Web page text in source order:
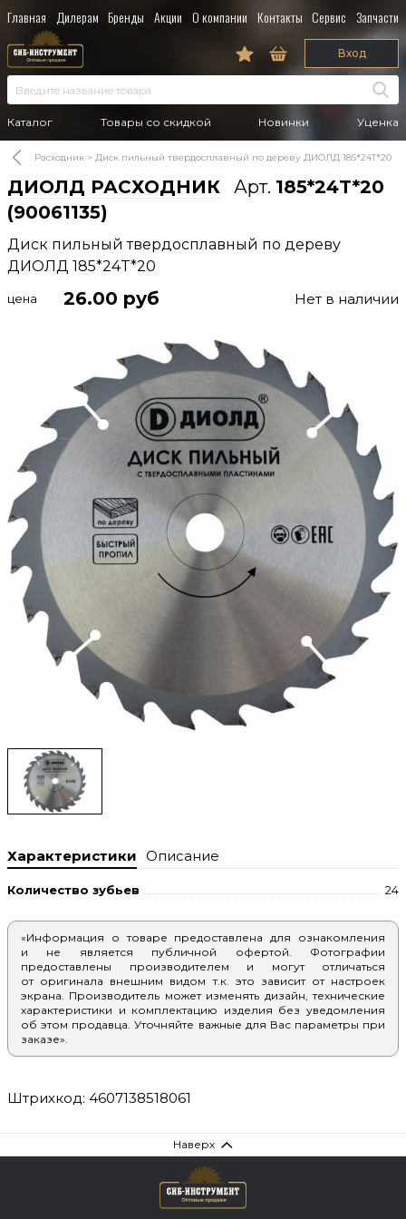
Главная Дилерам Бренды Акции О компании Контакты Сервис Запчасти
Каталог Товары со скидкой Новинки Уценка
Вход
Расходник Диск пильный твердосплавный по дереву ДИОЛД 185*24T*20
Штрихкод: 4607138518061
ДИОЛД РАСХОДНИК Арт. 185*24T*20
(90061135)
Диск пильный твердосплавный по дереву
ДИОЛД 185*24T*20
цена 26.00 руб Нет в наличии
Характеристики Описание
Количество зубьев 24
«Информация о товаре предоставлена для ознакомления
и не является публичной офертой. Фотографии
предоставлены производителем и могут отличаться
от оригинала внешним видом т.к. это зависит от настроек
экрана. Производитель может изменять дизайн, технические
характеристики и комплектацию изделия без уведомления
об этом продавца. Уточняйте важные для Вас параметры при
заказе».
Наверх